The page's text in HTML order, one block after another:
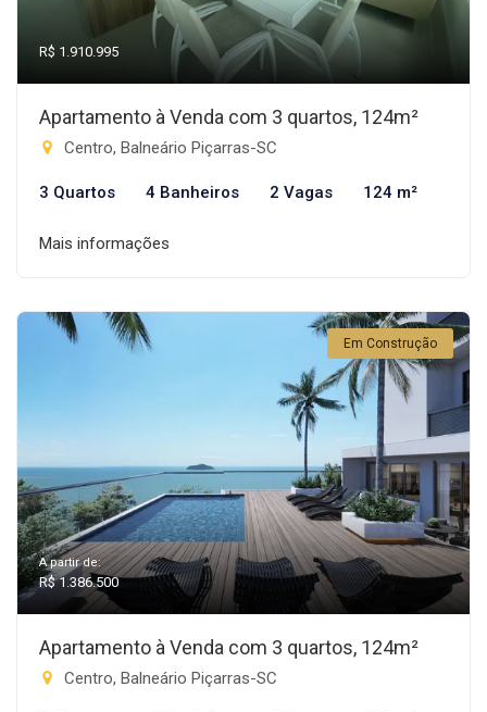
R$ 1.910.995
Apartamento à Venda com 3 quartos, 124m²
Centro, Balneário Piçarras-SC
3 Quartos 4 Banheiros 2 Vagas 124 m²
Mais informações
Em Construção
A partir de:
R$ 1.386.500
Apartamento à Venda com 3 quartos, 124m²
Centro, Balneário Piçarras-SC